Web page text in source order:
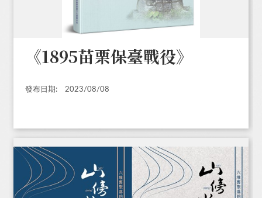
《1895苗栗保臺戰役》
發布日期: 2023/08/08